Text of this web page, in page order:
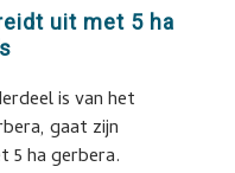
uit met 5 ha
is van het
gaat zijn
5 ha gerbera.